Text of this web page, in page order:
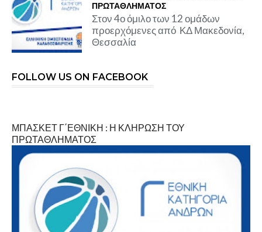
ΠΡΩΤΑΘΛΗΜΑΤΟΣ
Στον 4ο όμιλο των 12 ομάδων
προερχόμενες από ΚΔ Μακεδονία,
Θεσσαλία
FOLLOW US ON FACEBOOK
ΜΠΑΣΚΕΤ Γ΄ΕΘΝΙΚΗ : Η ΚΛΗΡΩΣΗ ΤΟΥ
ΠΡΩΤΑΘΛΗΜΑΤΟΣ